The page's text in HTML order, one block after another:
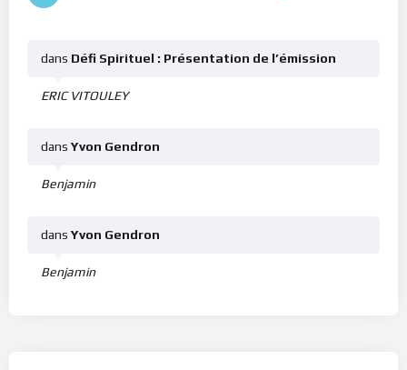
ERIC VITOULEY
dans Défi Spirituel : Présentation de l’émission
Benjamin
dans Yvon Gendron
Benjamin
dans Yvon Gendron